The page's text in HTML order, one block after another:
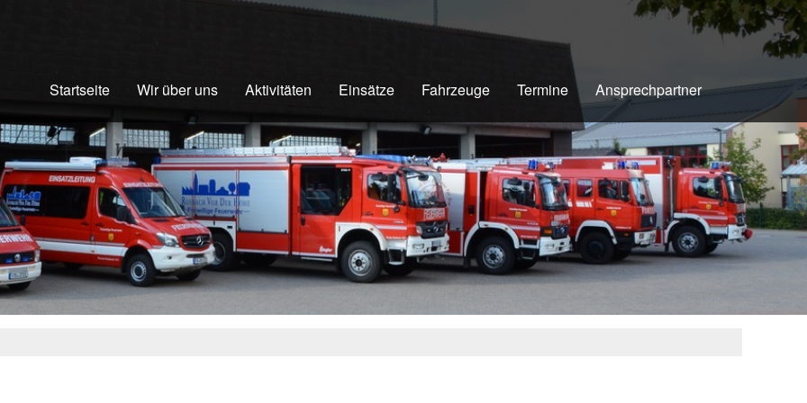
Startseite Wir über uns Aktivitäten Einsätze Fahrzeuge Termine Ansprechpartner